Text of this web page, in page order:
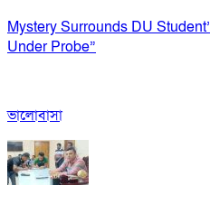
Mystery Surrounds DU
Under Probe”
ভালোবাসা